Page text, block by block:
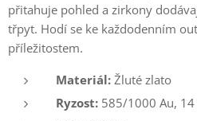
přitahuje pohled a zirkony
třpyt. Hodí se ke každodenním
příležitostem.
Materiál: Žluté zlato
Ryzost: 585/1000 Au,